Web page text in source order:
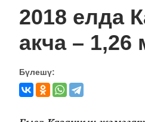
2018 елда
акча –
Бүлешү: